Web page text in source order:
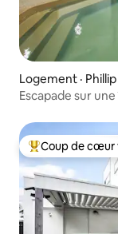
Logement ·
Escapade sur
Coup de cœur
Coup de cœur